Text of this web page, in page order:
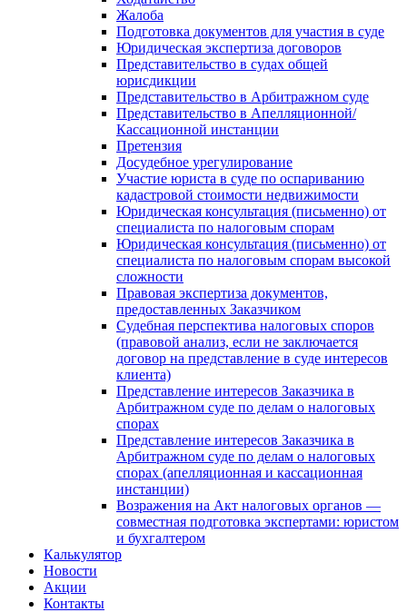
Жалоба
Подготовка документов для участия в суде
Юридическая экспертиза договоров
Представительство в судах общей
юрисдикции
Представительство в Арбитражном суде
Представительство в Апелляционной/
Кассационной инстанции
Претензия
Досудебное урегулирование
Участие юриста в суде по оспариванию
кадастровой стоимости недвижимости
Юридическая консультация (письменно) от
специалиста по налоговым спорам
Юридическая консультация (письменно) от
специалиста по налоговым спорам высокой
сложности
Правовая экспертиза документов,
предоставленных Заказчиком
Судебная перспектива налоговых споров
(правовой анализ, если не заключается
договор на представление в суде интересов
клиента)
Представление интересов Заказчика в
Арбитражном суде по делам о налоговых
спорах
Представление интересов Заказчика в
Арбитражном суде по делам о налоговых
спорах (апелляционная и кассационная
инстанции)
Возражения на Акт налоговых органов —
совместная подготовка экспертами: юристом
и бухгалтером
Калькулятор
Новости
Акции
Контакты